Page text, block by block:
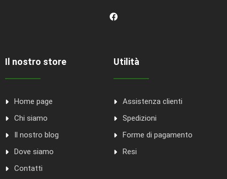
Il nostro store
Home page
Chi siamo
Il nostro blog
Dove siamo
Contatti
Utilità
Assistenza clienti
Spedizioni
Forme di pagamento
Resi